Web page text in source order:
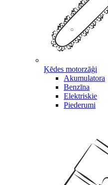
Ķēdes motorzāģi
Akumulatora
Benzīna
Elektriskie
Piederumi